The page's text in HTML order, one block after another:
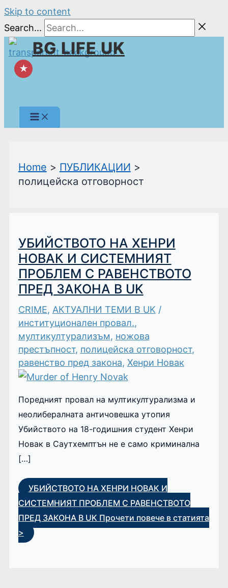
Skip to content
Search...
BG LIFE UK
★
Home
ПУБЛИКАЦИИ
полицейска отговорност
УБИЙСТВОТО НА ХЕНРИ
НОВАК И СИСТЕМНИЯТ
ПРОБЛЕМ С РАВЕНСТВОТО
ПРЕД ЗАКОНА В UK
CRIME, АКТУАЛНИ ТЕМИ В UK /
институционален провал.,
мултикултурализъм, ножова
престъпност, полицейска отговорност,
равенство пред закона, Хенри Новак
Поредният провал на мултикултурализма и
неолибералната античовешка утопия
Убийството на 18-годишния студент Хенри
Новак в Саутхемптън не е само криминална
[…]
УБИЙСТВОТО НА ХЕНРИ НОВАК И
СИСТЕМНИЯТ ПРОБЛЕМ С РАВЕНСТВОТО
ПРЕД ЗАКОНА В UK Прочети повече в статията
>